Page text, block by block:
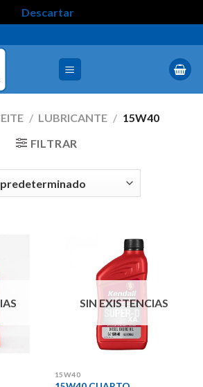
Descartar
/ LUBRICANTE / 15W40
FILTRAR
SIN EXISTENCIAS
15W40